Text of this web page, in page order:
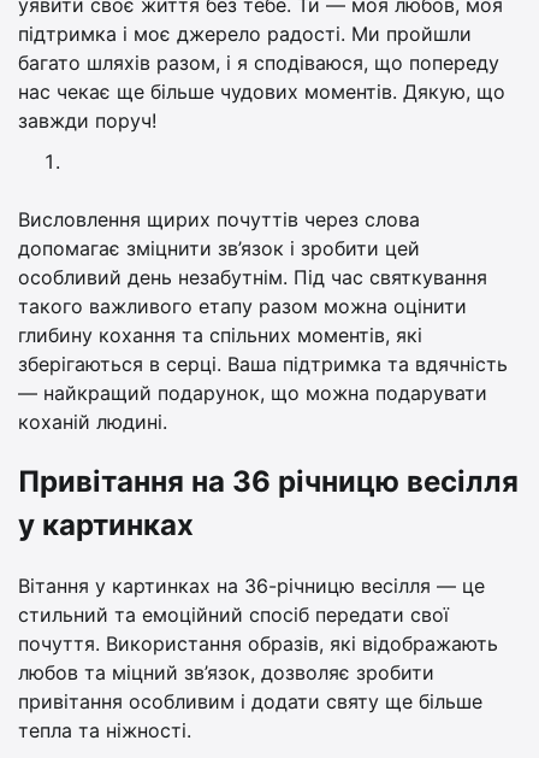
уявити своє життя без тебе. Ти — моя любов, моя
підтримка і моє джерело радості. Ми пройшли
багато шляхів разом, і я сподіваюся, що попереду
нас чекає ще більше чудових моментів. Дякую, що
завжди поруч!
Висловлення щирих почуттів через слова
допомагає зміцнити зв’язок і зробити цей
особливий день незабутнім. Під час святкування
такого важливого етапу разом можна оцінити
глибину кохання та спільних моментів, які
зберігаються в серці. Ваша підтримка та вдячність
— найкращий подарунок, що можна подарувати
коханій людині.
Привітання на 36 річницю весілля
у картинках
Вітання у картинках на 36-річницю весілля — це
стильний та емоційний спосіб передати свої
почуття. Використання образів, які відображають
любов та міцний зв’язок, дозволяє зробити
привітання особливим і додати святу ще більше
тепла та ніжності.